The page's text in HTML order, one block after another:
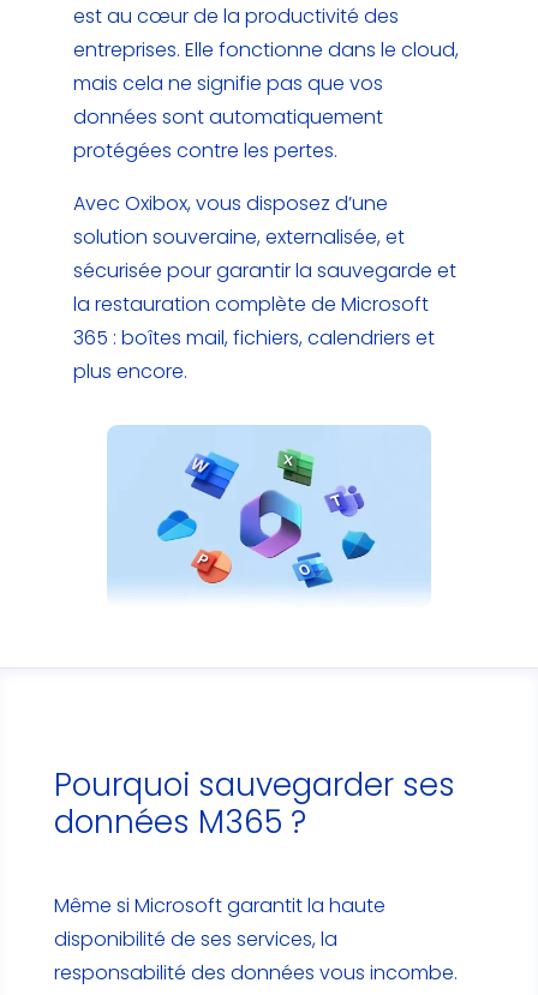
est au cœur de la productivité des
entreprises. Elle fonctionne dans le cloud,
mais cela ne signifie pas que vos
données sont automatiquement
protégées contre les pertes.
Avec Oxibox, vous disposez d’une
solution souveraine, externalisée, et
sécurisée pour garantir la sauvegarde et
la restauration complète de Microsoft
365 : boîtes mail, fichiers, calendriers et
plus encore.
Pourquoi sauvegarder ses
données M365 ?
Même si Microsoft garantit la haute
disponibilité de ses services, la
responsabilité des données vous incombe.